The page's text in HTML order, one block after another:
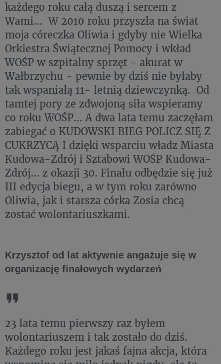
każdego roku całą duszą i sercem z
Wami... W 2010 roku przyszła na świat
moja córeczka Oliwia i gdyby nie Wielka
Orkiestra Świątecznej Pomocy i wkład
WOŚP w szpitalny sprzęt - akurat w
Wałbrzychu - pewnie by dziś nie byłaby
tak wspaniałą 11- letnią dziewczynką. Od
tamtej pory ze zdwojoną siła wspieramy
co roku WOŚP... A dwa lata temu zaczęłam
zabiegać o KUDOWSKI BIEG POLICZ SIĘ Z
CUKRZYCĄ I dzięki wsparciu władz Miasta
Kudowa-Zdrój i Sztabowi WOŚP Kudowa-
Zdrój... z okazji 30. Finału odbędzie się już
III edycja biegu, a w tym roku zarówno
Oliwia, jak i starsza córka Zosia chcą
zostać wolontariuszkami.
Krzysztof od lat aktywnie angażuje się w
organizację finałowych wydarzeń
23 lata temu pierwszy raz byłem
wolontariuszem i tak zostało do dziś.
Każdego roku jest jakaś fajna akcja, która